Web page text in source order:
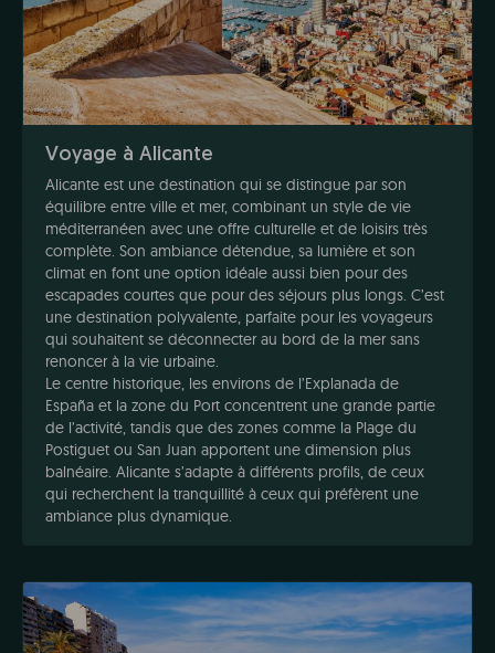
Voyage à Alicante
Alicante est une destination qui se distingue par son
équilibre entre ville et mer, combinant un style de vie
méditerranéen avec une offre culturelle et de loisirs très
complète. Son ambiance détendue, sa lumière et son
climat en font une option idéale aussi bien pour des
escapades courtes que pour des séjours plus longs. C’est
une destination polyvalente, parfaite pour les voyageurs
qui souhaitent se déconnecter au bord de la mer sans
renoncer à la vie urbaine.
Le centre historique, les environs de l’Explanada de
España et la zone du Port concentrent une grande partie
de l’activité, tandis que des zones comme la Plage du
Postiguet ou San Juan apportent une dimension plus
balnéaire. Alicante s’adapte à différents profils, de ceux
qui recherchent la tranquillité à ceux qui préfèrent une
ambiance plus dynamique.